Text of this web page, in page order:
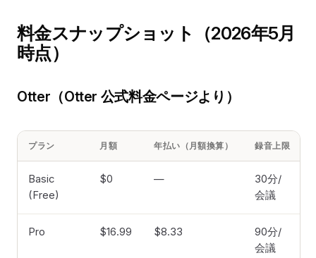
料金スナップショット（2026年5月
時点）
Otter（Otter 公式料金ページより）
プラン 月額 年払い（月額換算） 録音上限
Basic
(Free)
$0 —
30分/
会議
Pro $16.99 $8.33
90分/
会議